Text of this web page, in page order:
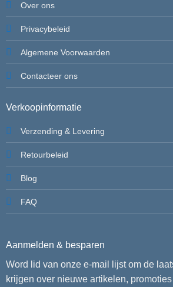
Over ons
Privacybeleid
Algemene Voorwaarden
Contacteer ons
Verkoopinformatie
Verzending & Levering
Retourbeleid
Blog
FAQ
Aanmelden & besparen
Word lid van onze e-mail lijst om de
krijgen over nieuwe artikelen,